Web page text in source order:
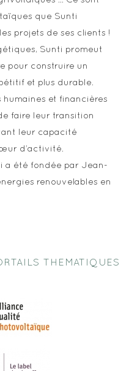
que Sunti
projets de ses clients !
Sunti promeut
pour construire un
et plus durable.
humaines et financières
faire leur transition
leur capacité
d’activité.
a été fondée par Jean-
renouvelables en
THEMATIQUES